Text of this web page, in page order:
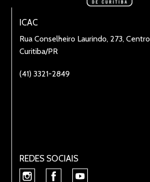
ICAC
Rua Conselheiro Laurindo, 273, Centro
Curitiba/PR
(41) 3321-2849
REDES SOCIAIS